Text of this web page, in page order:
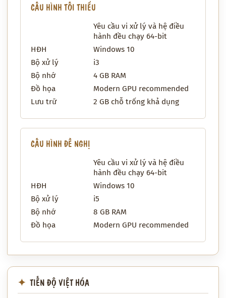
CẤU HÌNH TỐI THIỂU
Yêu cầu vi xử lý và hệ điều
hành đều chạy 64-bit
HĐH
Windows 10
Bộ xử lý
i3
Bộ nhớ
4 GB RAM
Đồ họa
Modern GPU recommended
Lưu trữ
2 GB chỗ trống khả dụng
CẤU HÌNH ĐỀ NGHỊ
Yêu cầu vi xử lý và hệ điều
hành đều chạy 64-bit
HĐH
Windows 10
Bộ xử lý
i5
Bộ nhớ
8 GB RAM
Đồ họa
Modern GPU recommended
TIẾN ĐỘ VIỆT HÓA